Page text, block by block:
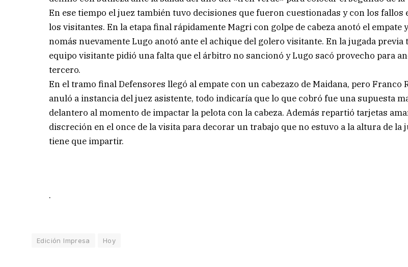
En ese tiempo el juez también tuvo decisiones que fueron cuestionadas y con los fallos
los visitantes. En la etapa final rápidamente Magri con golpe de cabeza anotó el empate
nomás nuevamente Lugo anotó ante el achique del golero visitante. En la jugada previa
equipo visitante pidió una falta que el árbitro no sancionó y Lugo sacó provecho para
tercero.
En el tramo final Defensores llegó al empate con un cabezazo de Maidana, pero Franco
anuló a instancia del juez asistente, todo indicaría que lo que cobró fue una supuesta
delantero al momento de impactar la pelota con la cabeza. Además repartió tarjetas
discreción en el once de la visita para decorar un trabajo que no estuvo a la altura de la
tiene que impartir.
.
Edición Impresa Hoy